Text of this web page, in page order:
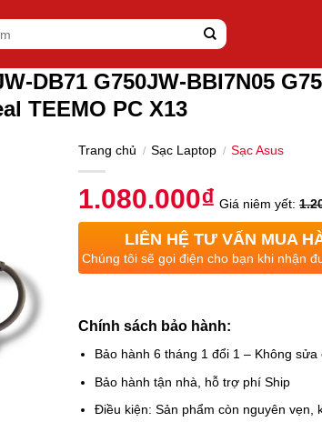
DB71 G750JW-BBI7N05
TEEMO PC X13
Trang chủ / Sạc Laptop / Sạc Asus
1.080.000₫ Giá niêm yết:
LIÊN HỆ TƯ VẤN MUA
Chúng tôi sẽ gọi điện cho bạn khi nhận
Chính sách bảo hành:
Bảo hành 6 tháng 1 đổi 1 – Không sửa
Bảo hành tận nhà, hỗ trợ phí Ship
Điều kiện: Sản phẩm còn nguyên vẹn,